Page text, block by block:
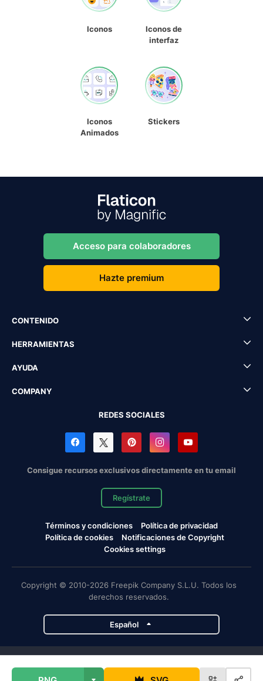
Iconos
Iconos de
interfaz
Iconos
Animados
Stickers
Acceso para colaboradores
Hazte premium
CONTENIDO
HERRAMIENTAS
AYUDA
COMPANY
REDES SOCIALES
Consigue recursos exclusivos directamente en tu email
Regístrate
Términos y condiciones
Política de privacidad
Política de cookies
Notificaciones de Copyright
Cookies settings
Copyright © 2010-2026 Freepik Company S.L.U. Todos los
derechos reservados.
Español